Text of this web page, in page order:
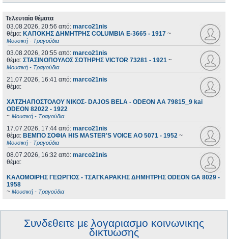
Τελευταία θέματα
03.08.2026, 20:56 από: marco21nis
θέμα: ΚΑΠΟΚΗΣ ΔΗΜΗΤΡΗΣ COLUMBIA E-3665 - 1917 ~
Μουσική - Τραγούδια
03.08.2026, 20:55 από: marco21nis
θέμα: ΣΤΑΣΙΝΟΠΟΥΛΟΣ ΣΩΤΗΡΗΣ VICTOR 73281 - 1921 ~
Μουσική - Τραγούδια
21.07.2026, 16:41 από: marco21nis
θέμα:
ΧΑΤΖΗΑΠΟΣΤΟΛΟΥ ΝΙΚΟΣ- DAJOS BELA - ODEON AA 79815_9 kai
ODEON 82022 - 1922
~ Μουσική - Τραγούδια
17.07.2026, 17:44 από: marco21nis
θέμα: ΒΕΜΠΟ ΣΟΦΙΑ HIS MASTER'S VOICE AO 5071 - 1952 ~
Μουσική - Τραγούδια
08.07.2026, 16:32 από: marco21nis
θέμα:
ΚΑΛΟΜΟΙΡΗΣ ΓΕΩΡΓΙΟΣ - ΤΣΑΓΚΑΡΑΚΗΣ ΔΗΜΗΤΡΗΣ ODEON GA 8029 -
1958
~ Μουσική - Τραγούδια
Συνδεθειτε με λογαριασμο κοινωνικης
δικτυωσης